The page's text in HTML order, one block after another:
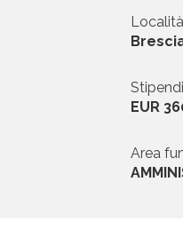
Località
EUR
Area